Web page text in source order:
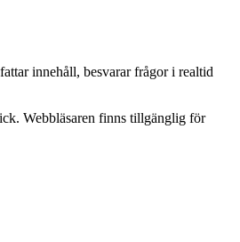
innehåll, besvarar frågor i realtid
Webbläsaren finns tillgänglig för